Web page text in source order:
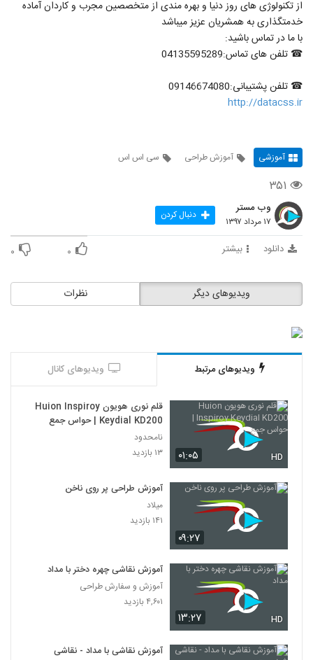
از تکنولوژی های روز دنیا و بهره مندی از متخصصین مجرب و کاردان آماده
خدمتگذاری به همشریان عزیز میباشد
با ما در تماس باشید:
☎ تلفن های تماس:04135595289
☎ تلفن پشتیبانی:09146674080
http://datacss.ir
آموزشی آموزش طراحی سی اس اس
۳۵۱
وب مستر
۱۷ مرداد ۱۳۹۷ دنبال کردن
دانلود بیشتر ۰ ۰
نظرات ویدیوهای دیگر
ویدیوهای مرتبط ویدیوهای کانال
۰۱:۰۵ HD
قلم نوری هویون Huion Inspiroy
Keydial KD200 | حواس جمع
نامحدود
۱۳ بازدید
۰۹:۲۷
آموزش طراحی پر روی ناخن
میلاد
۱۴۱ بازدید
۱۳:۲۷ HD
آموزش نقاشی چهره دختر با مداد
آموزش و سفارش طراحی
۴,۶۰۱ بازدید
آموزش نقاشی با مداد - نقاشی